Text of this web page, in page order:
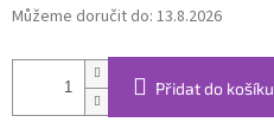
Můžeme doručit do: 13.8.2026
Přidat do košíku